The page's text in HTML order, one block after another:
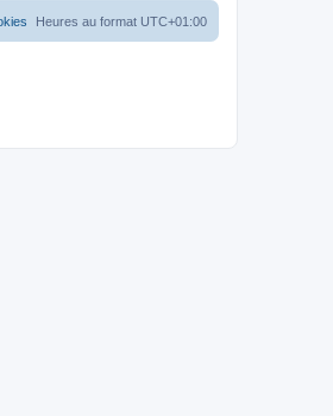
Heures au format UTC+01:00